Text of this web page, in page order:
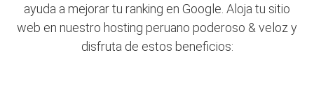
ayuda a mejorar tu ranking en Google. Aloja tu sitio
web en nuestro hosting peruano poderoso & veloz y
disfruta de estos beneficios: